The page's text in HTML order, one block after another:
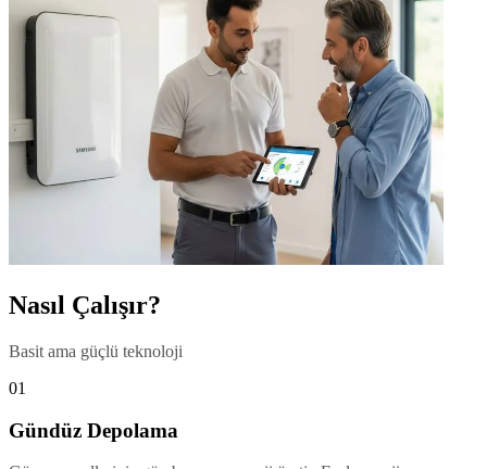
Nasıl Çalışır?
Basit ama güçlü teknoloji
01
Gündüz Depolama